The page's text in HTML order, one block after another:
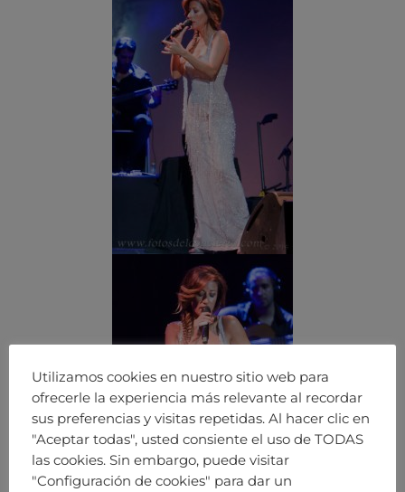
Utilizamos cookies en nuestro sitio web para
ofrecerle la experiencia más relevante al recordar
sus preferencias y visitas repetidas. Al hacer clic en
"Aceptar todas", usted consiente el uso de TODAS
las cookies. Sin embargo, puede visitar
"Configuración de cookies" para dar un